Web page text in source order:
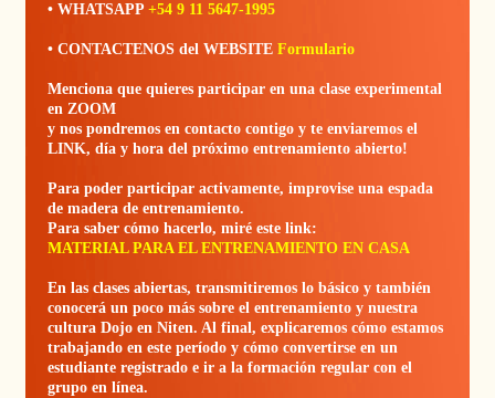
• WHATSAPP +54 9 11 5647-1995
• CONTACTENOS del WEBSITE Formulario
Menciona que quieres participar en una clase experimental
en ZOOM
y nos pondremos en contacto contigo y te enviaremos el
LINK, día y hora del próximo entrenamiento abierto!
Para poder participar activamente, improvise una espada
de madera de entrenamiento.
Para saber cómo hacerlo, miré este link:
MATERIAL PARA EL ENTRENAMIENTO EN CASA
En las clases abiertas, transmitiremos lo básico y también
conocerá un poco más sobre el entrenamiento y nuestra
cultura Dojo en Niten. Al final, explicaremos cómo estamos
trabajando en este período y cómo convertirse en un
estudiante registrado e ir a la formación regular con el
grupo en línea.